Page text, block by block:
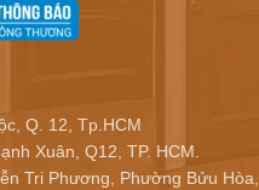
Q. 12, Tp.HCM
Xuân, Q12, TP. HCM.
Tri Phương, Phường Bửu Hòa,